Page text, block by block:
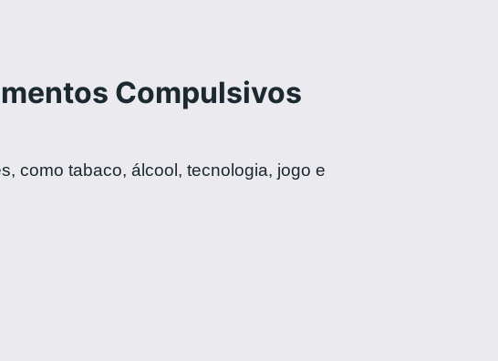
Compulsivos
como tabaco, álcool, tecnologia, jogo e